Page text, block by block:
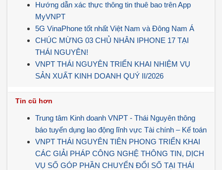
Hướng dẫn xác thực thông tin thuê bao trên App
MyVNPT
5G VinaPhone tốt nhất Việt Nam và Đông Nam Á
CHÚC MỪNG 03 CHỦ NHÂN IPHONE 17 TẠI
THÁI NGUYÊN!
VNPT THÁI NGUYÊN TRIỂN KHAI NHIỆM VỤ
SẢN XUẤT KINH DOANH QUÝ II/2026
Tin cũ hơn
Trung tâm Kinh doanh VNPT - Thái Nguyên thông
báo tuyển dụng lao động lĩnh vực Tài chính – Kế toán
VNPT THÁI NGUYÊN TIÊN PHONG TRIỂN KHAI
CÁC GIẢI PHÁP CÔNG NGHỆ THÔNG TIN, DỊCH
VỤ SỐ GÓP PHẦN CHUYỂN ĐỔI SỐ TẠI THÁI